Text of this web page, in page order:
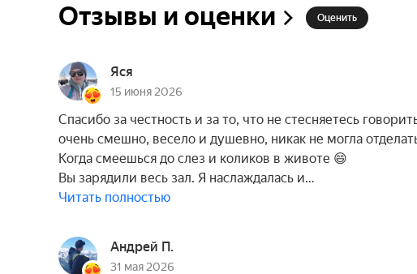
Отзывы и оценки Оценить
Яся
15 июня 2026
Спасибо за честность и за то, что не стесняетесь
очень смешно, весело и душевно, никак не могла
Когда смеешься до слез и коликов в животе 😄
Вы зарядили весь зал. Я наслаждалась и…
Читать полностью
Андрей П.
31 мая 2026